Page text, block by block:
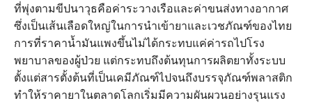
ที่พุ่งตามขีปนาวุธคือค่าระวางเรือและค่าขนส่งทางอากาศ
ซึ่งเป็นเส้นเลือดใหญ่ในการนำเข้ายาและเวชภัณฑ์ของไทย
การที่ราคาน้ำมันแพงขึ้นไม่ได้กระทบแค่ค่ารถไปโรง
พยาบาลของผู้ป่วย แต่กระทบถึงต้นทุนการผลิตยาทั้งระบบ
ตั้งแต่สารตั้งต้นที่เป็นเคมีภัณฑ์ไปจนถึงบรรจุภัณฑ์พลาสติก
ทำให้ราคายาในตลาดโลกเริ่มมีความผันผวนอย่างรุนแรง